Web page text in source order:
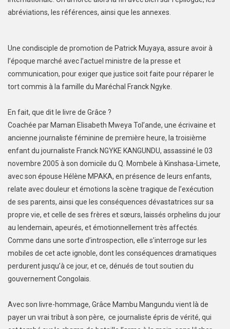
abréviations, les références, ainsi que les annexes.
Une condisciple de promotion de Patrick Muyaya, assure avoir à
l’époque marché avec l’actuel ministre de la presse et
communication, pour exiger que justice soit faite pour réparer le
tort commis à la famille du Maréchal Franck Ngyke.
En fait, que dit le livre de Grâce ?
Coachée par Maman Elisabeth Mweya Tol’ande, une écrivaine et
ancienne journaliste féminine de première heure, la troisième
enfant du journaliste Franck NGYKE KANGUNDU, assassiné le 03
novembre 2005 à son domicile du Q. Mombele à Kinshasa-Limete,
avec son épouse Hélène MPAKA, en présence de leurs enfants,
relate avec douleur et émotions la scène tragique de l’exécution
de ses parents, ainsi que les conséquences dévastatrices sur sa
propre vie, et celle de ses frères et sœurs, laissés orphelins du jour
au lendemain, apeurés, et émotionnellement très affectés.
Comme dans une sorte d’introspection, elle s’interroge sur les
mobiles de cet acte ignoble, dont les conséquences dramatiques
perdurent jusqu’à ce jour, et ce, dénués de tout soutien du
gouvernement Congolais.
Avec son livre-hommage, Grâce Mambu Mangundu vient là de
payer un vrai tribut à son père, ce journaliste épris de vérité, qui